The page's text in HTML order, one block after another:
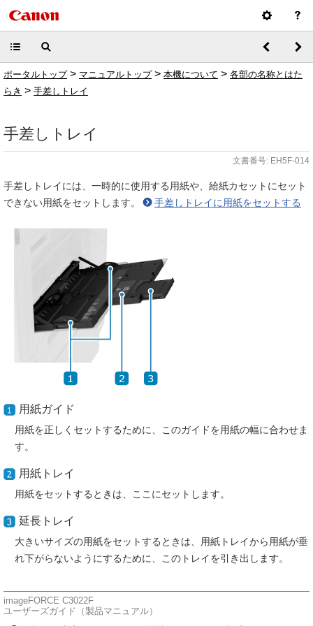
ポータルトップ> マニュアルトップ> 本機について > 各部の名称とはた
らき > 手差しトレイ
手差しトレイ
文書番号: EH5F-014
手差しトレイには、一時的に使用する用紙や、給紙カセットにセット
できない用紙をセットします。
手差しトレイに用紙をセットする
用紙ガイド
用紙を正しくセットするために、このガイドを用紙の幅に合わせま
す。
用紙トレイ
用紙をセットするときは、ここにセットします。
延長トレイ
大きいサイズの用紙をセットするときは、用紙トレイから用紙が垂
れ下がらないようにするために、このトレイを引き出します。
imageFORCE C3022F
ユーザーズガイド（製品マニュアル）